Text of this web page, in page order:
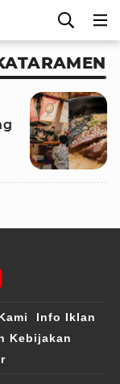
Info Iklan
Kebijakan